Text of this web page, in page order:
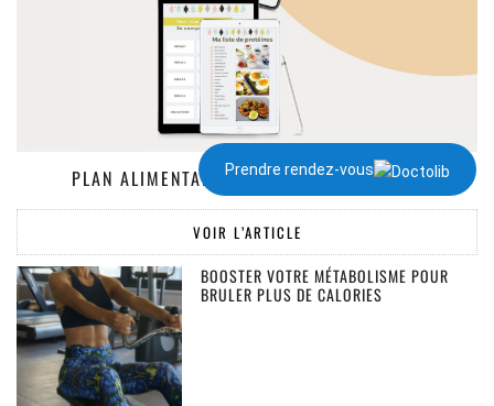
Prendre rendez-vous
PLAN ALIMENTAIRE DE 1300 À 2000 KCAL
VOIR L’ARTICLE
BOOSTER VOTRE MÉTABOLISME POUR
BRULER PLUS DE CALORIES